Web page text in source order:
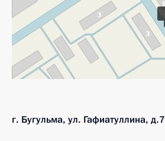
г. Бугульма, ул. Гафиатуллина, д.7